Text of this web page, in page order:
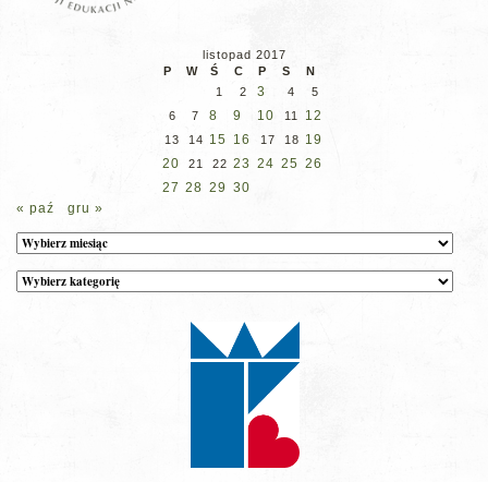
listopad 2017
P
W Ś C P S
N
1
2 3 4
5
6
7 8 9 10 11 12
13 14 15 16 17 18 19
20
21 22 23 24 25 26
27 28 29 30
« paź
gru »
Archiwum
Kategorie
wpisów